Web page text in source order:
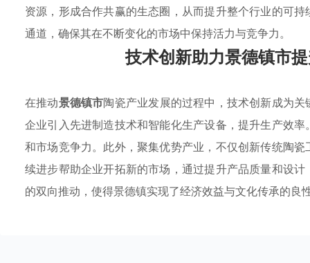
资源，形成合作共赢的生态圈，从而提升整个行业的可
通道，确保其在不断变化的市场中保持活力与竞争力。
技术创新助力景德镇市
在推动景德镇市陶瓷产业发展的过程中，技术创新成为
企业引入先进制造技术和智能化生产设备，提升生产效
和市场竞争力。此外，聚集优势产业，不仅创新传统陶
续进步帮助企业开拓新的市场，通过提升产品质量和设
的双向推动，使得景德镇实现了经济效益与文化传承的良